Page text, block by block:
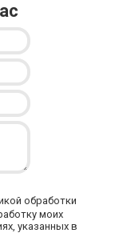
обработки
моих
указанных в